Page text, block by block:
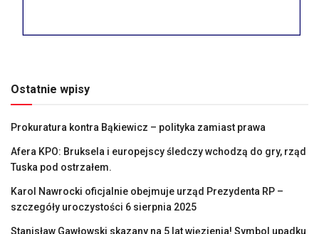
Ostatnie wpisy
Prokuratura kontra Bąkiewicz – polityka zamiast prawa
Afera KPO: Bruksela i europejscy śledczy wchodzą do gry, rząd
Tuska pod ostrzałem.
Karol Nawrocki oficjalnie obejmuje urząd Prezydenta RP –
szczegóły uroczystości 6 sierpnia 2025
Stanisław Gawłowski skazany na 5 lat więzienia! Symbol upadku